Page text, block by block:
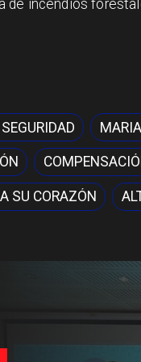
de incendios
SU CORAZÓN